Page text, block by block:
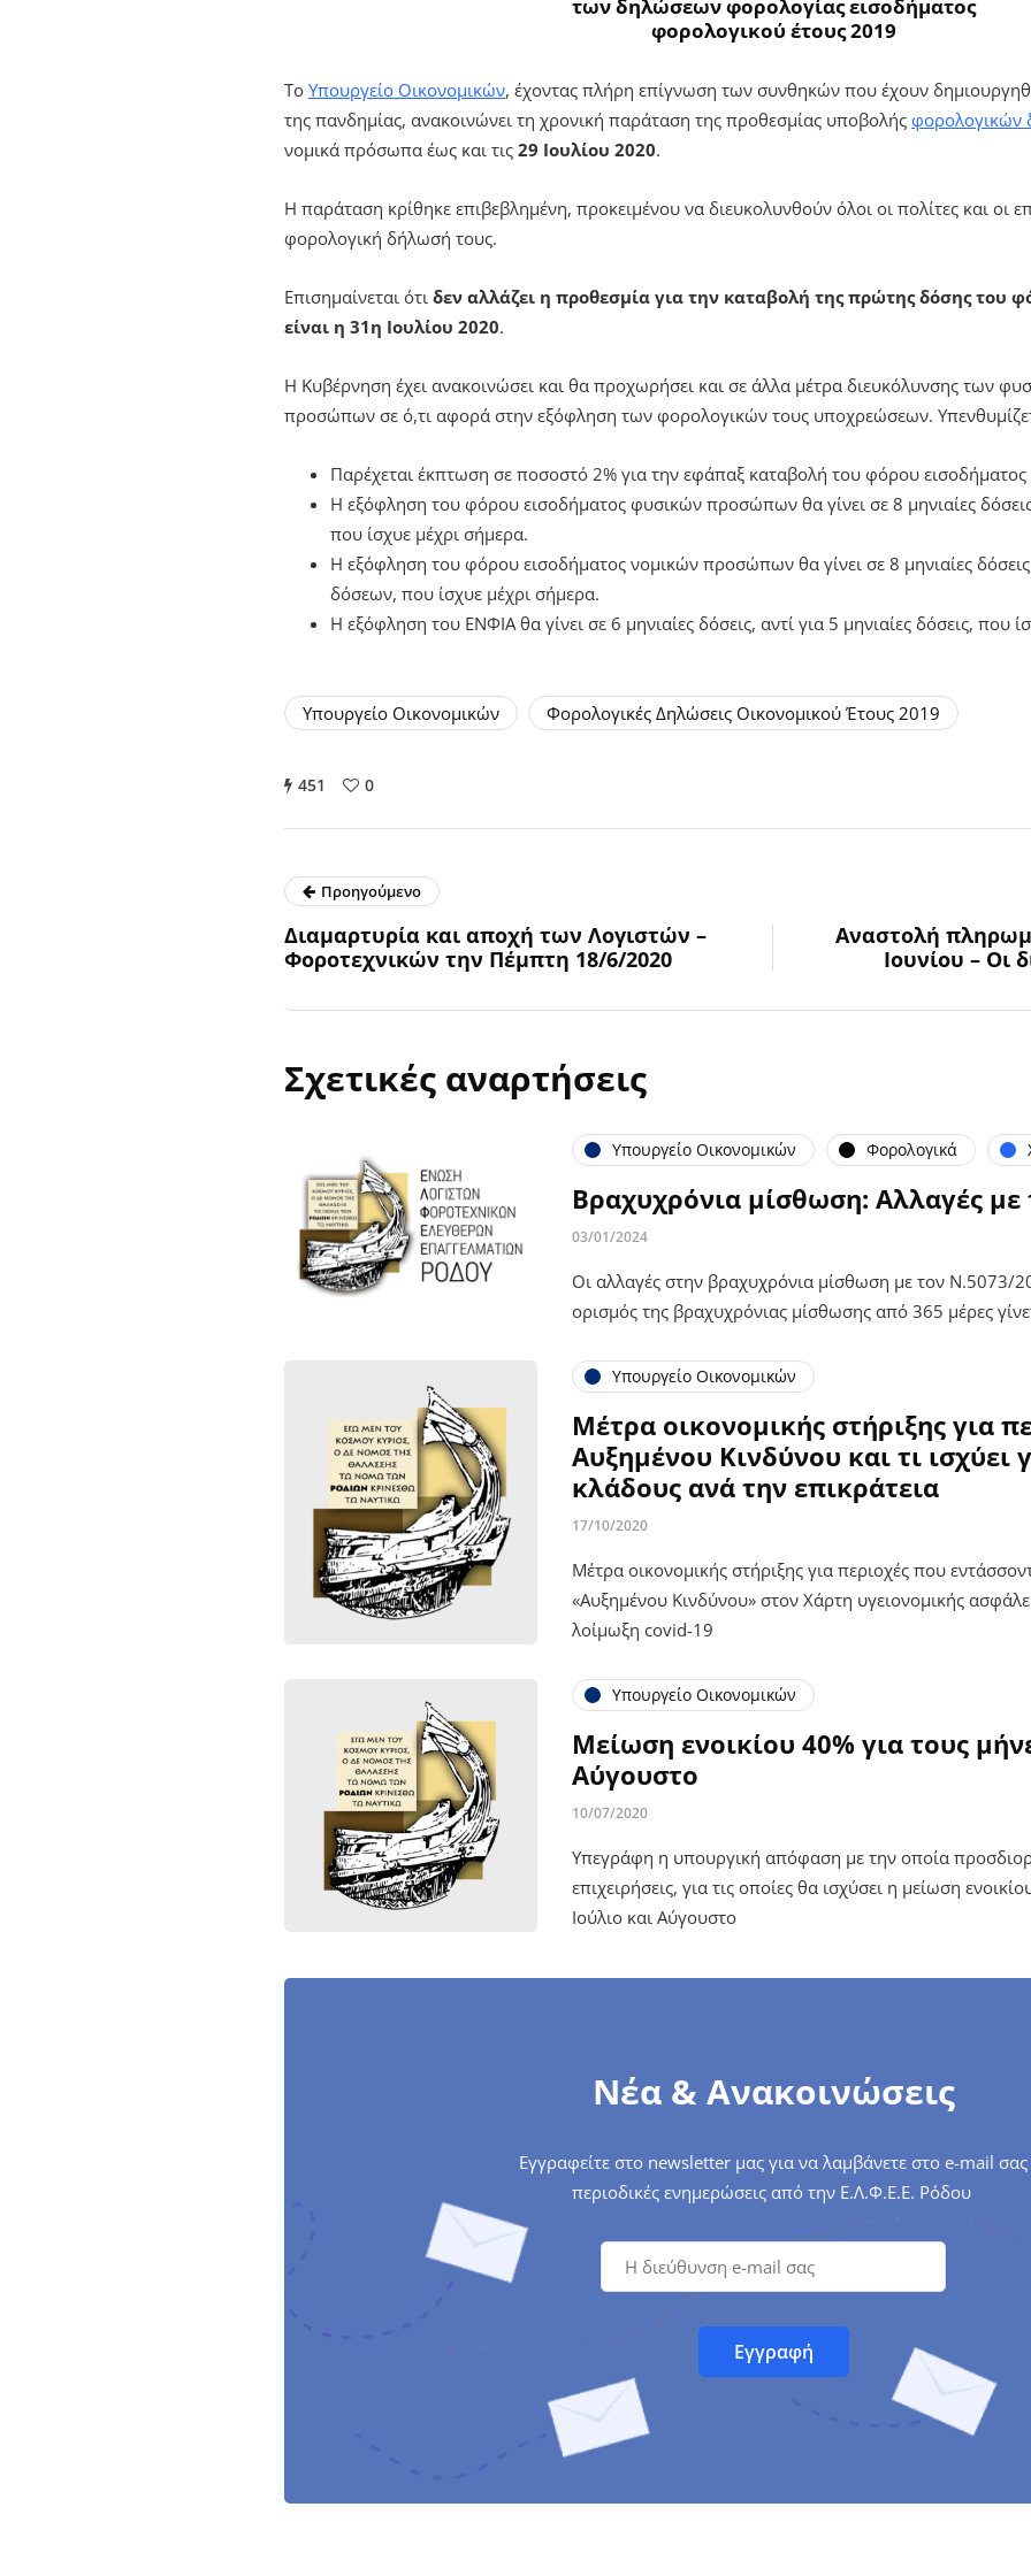
των δηλώσεων φορολογίας εισοδήματος
φορολογικού έτους 2019
Το Υπουργείο Οικονομικών, έχοντας πλήρη επίγνωση των συνθηκών που έχουν
της πανδημίας, ανακοινώνει τη χρονική παράταση της προθεσμίας υποβολής φορολογικών
νομικά πρόσωπα έως και τις 29 Ιουλίου 2020.
Η παράταση κρίθηκε επιβεβλημένη, προκειμένου να διευκολυνθούν όλοι οι πολίτες και οι
φορολογική δήλωσή τους.
Επισημαίνεται ότι δεν αλλάζει η προθεσμία για την καταβολή της πρώτης δόσης του
είναι η 31η Ιουλίου 2020.
Η Κυβέρνηση έχει ανακοινώσει και θα προχωρήσει και σε άλλα μέτρα διευκόλυνσης των
προσώπων σε ό,τι αφορά στην εξόφληση των φορολογικών τους υποχρεώσεων.
Παρέχεται έκπτωση σε ποσοστό 2% για την εφάπαξ καταβολή του φόρου
Η εξόφληση του φόρου εισοδήματος φυσικών προσώπων θα γίνει σε 8 μηνιαίες
που ίσχυε μέχρι σήμερα.
Η εξόφληση του φόρου εισοδήματος νομικών προσώπων θα γίνει σε 8 μηνιαίες
δόσεων, που ίσχυε μέχρι σήμερα.
Η εξόφληση του ΕΝΦΙΑ θα γίνει σε 6 μηνιαίες δόσεις, αντί για 5 μηνιαίες δόσεις, που
Υπουργείο Οικονομικών Φορολογικές Δηλώσεις Οικονομικού Έτους 2019
451 0
Προηγούμενο
Διαμαρτυρία και αποχή των Λογιστών –
Φοροτεχνικών την Πέμπτη 18/6/2020
Αναστολή
Ιουνίου – Οι
Σχετικές αναρτήσεις
Υπουργείο Οικονομικών Φορολογικά
Βραχυχρόνια μίσθωση: Αλλαγές
03/01/2024
Οι αλλαγές στην βραχυχρόνια μίσθωση με τον Ν.5073/
ορισμός της βραχυχρόνιας μίσθωσης από 365 μέρες
Υπουργείο Οικονομικών
Μέτρα οικονομικής στήριξης για
Αυξημένου Κινδύνου και τι ισχύει
κλάδους ανά την επικράτεια
17/10/2020
Μέτρα οικονομικής στήριξης για περιοχές που
«Αυξημένου Κινδύνου» στον Χάρτη υγειονομικής
λοίμωξη covid-19
Υπουργείο Οικονομικών
Μείωση ενοικίου 40% για τους
Αύγουστο
10/07/2020
Υπεγράφη η υπουργική απόφαση με την οποία
επιχειρήσεις, για τις οποίες θα ισχύσει η μείωση
Ιούλιο και Αύγουστο
Νέα & Ανακοινώσεις
Εγγραφείτε στο newsletter μας για να λαμβάνετε στο e-mail σας
περιοδικές ενημερώσεις από την Ε.Λ.Φ.Ε.Ε. Ρόδου